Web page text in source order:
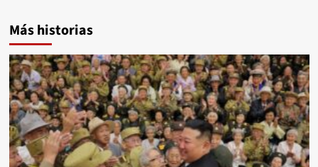
Más historias